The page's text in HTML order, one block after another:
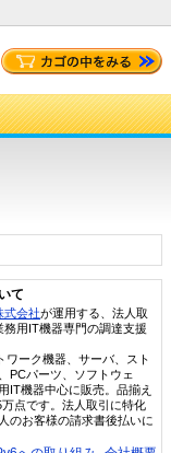
て
式会社が運用する、法人取
務用IT機器専門の調達支援
ワーク機器、サーバ、スト
PCパーツ、ソフトウェ
IT機器中心に販売。品揃え
点です。法人取引に特化
のお客様の請求書後払いに